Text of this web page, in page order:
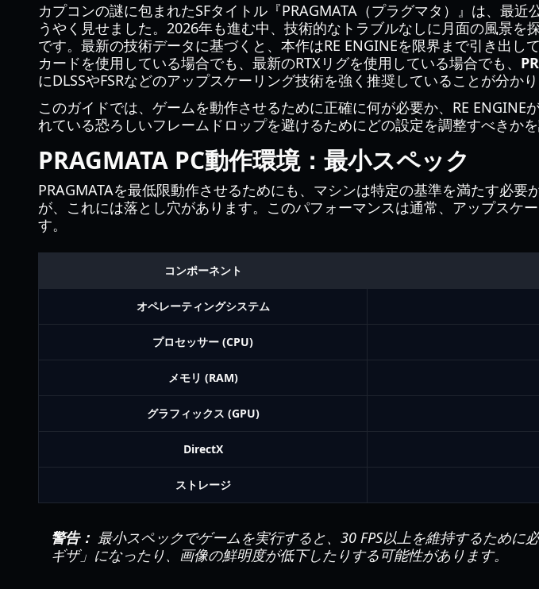
カプコンの謎に包まれたSFタイトル『PRAGMATA（プラグマタ）』は、最
うやく見せました。2026年も進む中、技術的なトラブルなしに月面の風景を
です。最新の技術データに基づくと、本作はRE ENGINEを限界まで引き出
カードを使用している場合でも、最新のRTXリグを使用している場合でも、
にDLSSやFSRなどのアップスケーリング技術を強く推奨していることが分かり
このガイドでは、ゲームを動作させるために正確に何が必要か、RE
れている恐ろしいフレームドロップを避けるためにどの設定を調整すべきかを
PRAGMATA PC動作環境：最小スペック
PRAGMATAを最低限動作させるためにも、マシンは特定の基準を満たす必
が、これには落とし穴があります。このパフォーマンスは通常、アップス
す。
コンポーネント
オペレーティングシステム
プロセッサー (CPU)
メモリ (RAM)
グラフィックス (GPU)
DirectX
ストレージ
警告： 最小スペックでゲームを実行すると、30 FPS以上を維持するため
ギザ」になったり、画像の鮮明度が低下したりする可能性があります。